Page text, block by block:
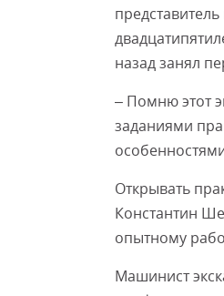
назад занял
– Помню этот
заданиями
Открывать
Константин
опытному
Машинист